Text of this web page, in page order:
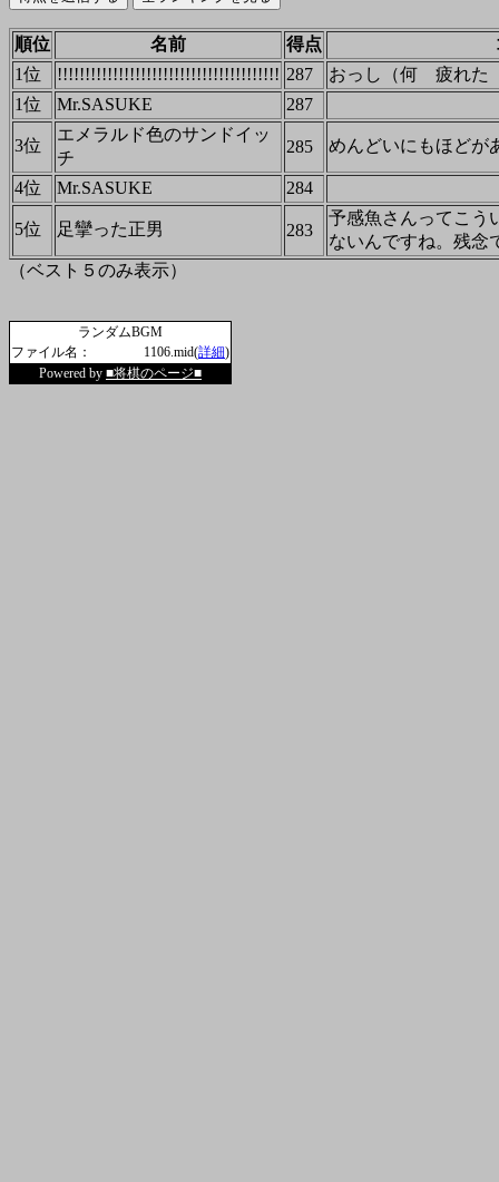
順位 名前 得点
1位
!!!!!!!!!!!!!!!!!!!!!!!!!!!!!!!!!!!!!!!! 287
おっし（何 疲れた
1位
Mr.SASUKE 287
3位
エメラルド色のサンドイッ
チ
285 めんどいにもほどが
4位 Mr.SASUKE 284
5位 足攣った正男 283
予感魚さんってこう
ないんですね。残念
（ベスト５のみ表示）
ランダムBGM
ファイル名：
1106.mid(詳細)
Powered by ■将棋のページ■